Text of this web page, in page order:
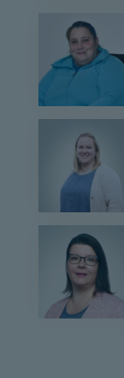
Mariela
Unijoki
Hannus
Ylimäki